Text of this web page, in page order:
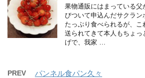
果物通販にはまっている
びついて申込んだサクラン
たっぷり食べられるが、こ
送られてきて本人もちょ
げで、我家 …
PREV パンネル食パン久々